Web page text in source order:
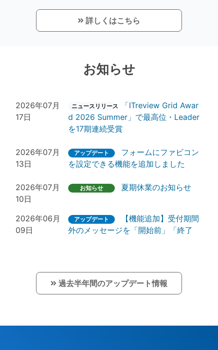
詳しくはこちら
お知らせ
2026年07月
17日
ニュースリリース
「ITreview Grid Awar
d 2026 Summer」で最高位・Leader
を17期連続受賞
2026年07月
13日
アップデート
フォームにファビコン
を設定できる機能を追加しました
2026年07月
10日
お知らせ 夏期休業のお知らせ
2026年06月
09日
アップデート
【機能追加】受付期間
外のメッセージを「開始前」「終了
2026年05月
【不具合】Android版L
INEアプリ経由でのフォームアクセス
過去半年間のアップデート情報